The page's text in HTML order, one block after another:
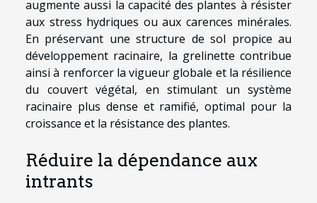
augmente aussi la capacité des plantes à résister
aux stress hydriques ou aux carences minérales.
En préservant une structure de sol propice au
développement racinaire, la grelinette contribue
ainsi à renforcer la vigueur globale et la résilience
du couvert végétal, en stimulant un système
racinaire plus dense et ramifié, optimal pour la
croissance et la résistance des plantes.
Réduire la dépendance aux
intrants